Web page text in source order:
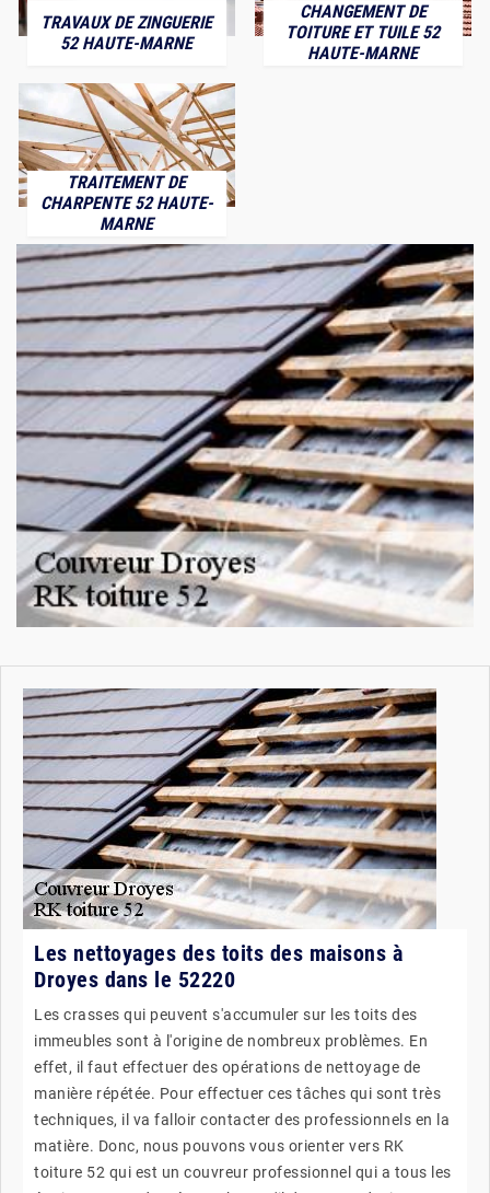
TRAVAUX DE ZINGUERIE
52 HAUTE-MARNE
CHANGEMENT DE
TOITURE ET TUILE 52
HAUTE-MARNE
TRAITEMENT DE
CHARPENTE 52 HAUTE-
MARNE
Les nettoyages des toits des maisons à
Droyes dans le 52220
Les crasses qui peuvent s'accumuler sur les toits des
immeubles sont à l'origine de nombreux problèmes. En
effet, il faut effectuer des opérations de nettoyage de
manière répétée. Pour effectuer ces tâches qui sont très
techniques, il va falloir contacter des professionnels en la
matière. Donc, nous pouvons vous orienter vers RK
toiture 52 qui est un couvreur professionnel qui a tous les